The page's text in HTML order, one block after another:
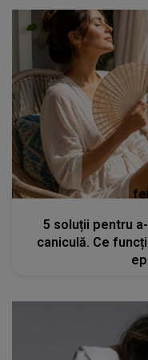
5 soluții pentru
caniculă. Ce